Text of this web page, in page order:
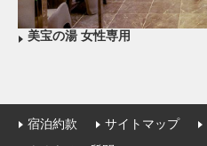
美宝の湯 女性専用
宿泊約款 サイトマップ